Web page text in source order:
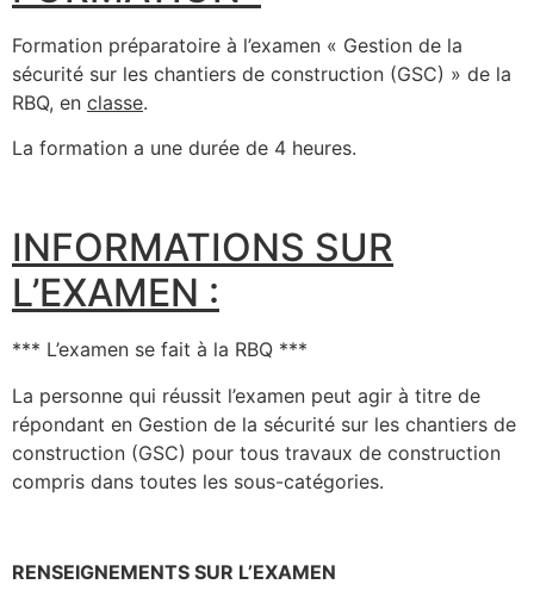
Formation préparatoire à l’examen « Gestion de la
sécurité sur les chantiers de construction (GSC) » de la
RBQ, en classe.
La formation a une durée de 4 heures.
INFORMATIONS SUR
L’EXAMEN :
*** L’examen se fait à la RBQ ***
La personne qui réussit l’examen peut agir à titre de
répondant en Gestion de la sécurité sur les chantiers de
construction (GSC) pour tous travaux de construction
compris dans toutes les sous-catégories.
RENSEIGNEMENTS SUR L’EXAMEN